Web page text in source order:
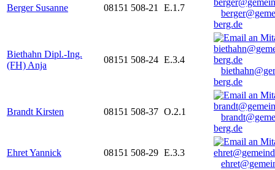
Berger Susanne 08151 508-21 E.1.7
berg.de
Biethahn Dipl.-Ing.
(FH) Anja
08151 508-24 E.3.4
berg.de
Brandt Kirsten 08151 508-37 O.2.1
berg.de
Ehret Yannick 08151 508-29 E.3.3